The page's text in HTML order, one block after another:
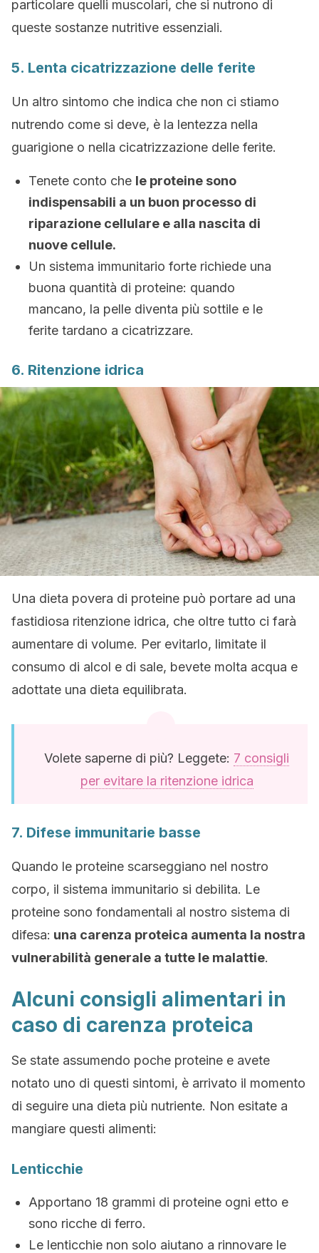
particolare quelli muscolari, che si nutrono di
queste sostanze nutritive essenziali.
5. Lenta cicatrizzazione delle ferite
Un altro sintomo che indica che non ci stiamo
nutrendo come si deve, è la lentezza nella
guarigione o nella cicatrizzazione delle ferite.
Tenete conto che le proteine sono
indispensabili a un buon processo di
riparazione cellulare e alla nascita di
nuove cellule.
Un sistema immunitario forte richiede una
buona quantità di proteine: quando
mancano, la pelle diventa più sottile e le
ferite tardano a cicatrizzare.
6. Ritenzione idrica
Una dieta povera di proteine può portare ad una
fastidiosa ritenzione idrica, che oltre tutto ci farà
aumentare di volume. Per evitarlo, limitate il
consumo di alcol e di sale, bevete molta acqua e
adottate una dieta equilibrata.
Volete saperne di più? Leggete: 7 consigli
per evitare la ritenzione idrica
7. Difese immunitarie basse
Quando le proteine scarseggiano nel nostro
corpo, il sistema immunitario si debilita. Le
proteine sono fondamentali al nostro sistema di
difesa: una carenza proteica aumenta la nostra
vulnerabilità generale a tutte le malattie.
Alcuni consigli alimentari in
caso di carenza proteica
Se state assumendo poche proteine e avete
notato uno di questi sintomi, è arrivato il momento
di seguire una dieta più nutriente. Non esitate a
mangiare questi alimenti:
Lenticchie
Apportano 18 grammi di proteine ogni etto e
sono ricche di ferro.
Le lenticchie non solo aiutano a rinnovare le